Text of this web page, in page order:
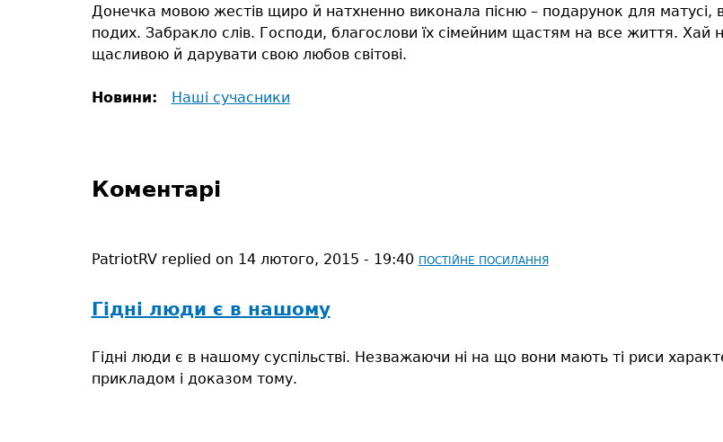
Донечка мовою жестів щиро й натхненно виконала пісню – подарунок для матусі,
подих. Забракло слів. Господи, благослови їх сімейним щастям на все життя. Хай
щасливою й дарувати свою любов світові.
Новини: Наші сучасники
Коментарі
PatriotRVreplied on 14 лютого, 2015 - 19:40 ПОСТІЙНЕ ПОСИЛАННЯ
Гідні люди є в нашому
Гідні люди є в нашому суспільстві. Незважаючи ні на що вони мають ті риси
прикладом і доказом тому.